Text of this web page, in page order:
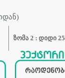
ზომა 2 : დიდი 25